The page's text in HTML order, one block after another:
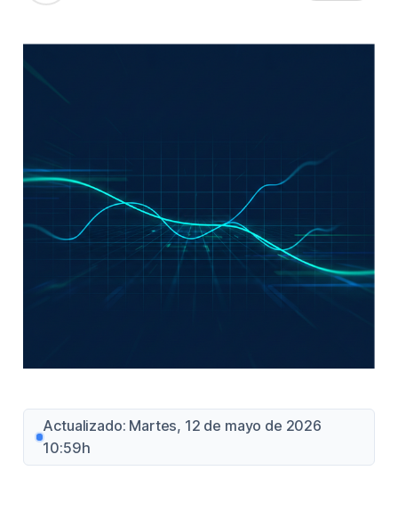
Actualizado: Martes, 12 de mayo de 2026
10:59h